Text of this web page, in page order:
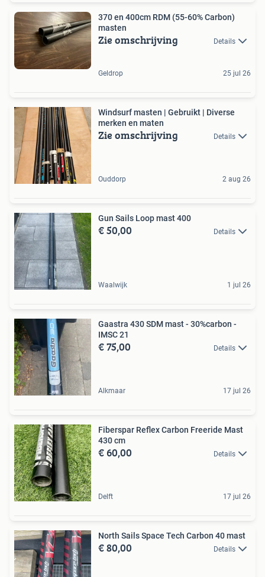
370 en 400cm RDM (55-60% Carbon)
masten
Zie omschrijving Details
Geldrop 25 jul 26
Windsurf masten | Gebruikt | Diverse
merken en maten
Zie omschrijving Details
Ouddorp 2 aug 26
Gun Sails Loop mast 400
€ 50,00 Details
Waalwijk 1 jul 26
Gaastra 430 SDM mast - 30%carbon -
IMSC 21
€ 75,00 Details
Alkmaar 17 jul 26
Fiberspar Reflex Carbon Freeride Mast
430 cm
€ 60,00 Details
Delft 17 jul 26
North Sails Space Tech Carbon 40 mast
€ 80,00 Details